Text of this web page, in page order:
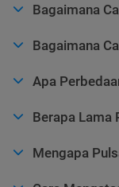
Bagaimana
Bagaimana
Apa
Berapa Lama
Mengapa